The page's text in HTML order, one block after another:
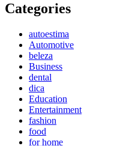
Categories
autoestima
Automotive
beleza
Business
dental
dica
Education
Entertainment
fashion
food
for home